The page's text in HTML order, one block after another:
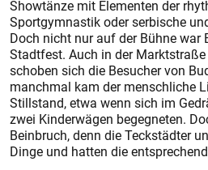
Showtänze mit Elementen der
Sportgymnastik oder serbische
Doch nicht nur auf der Bühne war
Stadtfest. Auch in der
schoben sich die Besucher von
manchmal kam der menschliche
Stillstand, etwa wenn sich im
zwei Kinderwägen begegneten.
Beinbruch, denn die Teckstädter
Dinge und hatten die